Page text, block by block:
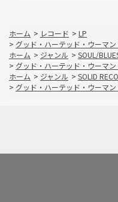
ホーム > レコード > LP
> グッド・ハーテッド・ウーマ
ホーム > ジャンル > SOUL/
> グッド・ハーテッド・ウーマ
ホーム > ジャンル > SOLID
> グッド・ハーテッド・ウーマ